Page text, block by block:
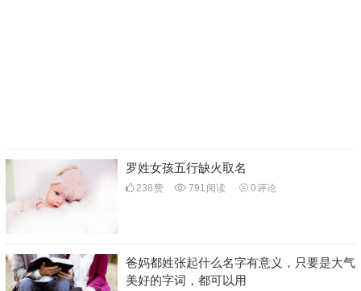
罗姓女孩五行缺火取名
238赞 791 阅读 0评论
爸妈都姓张起什么名字有意义，只要是大气
美好的字词，都可以用